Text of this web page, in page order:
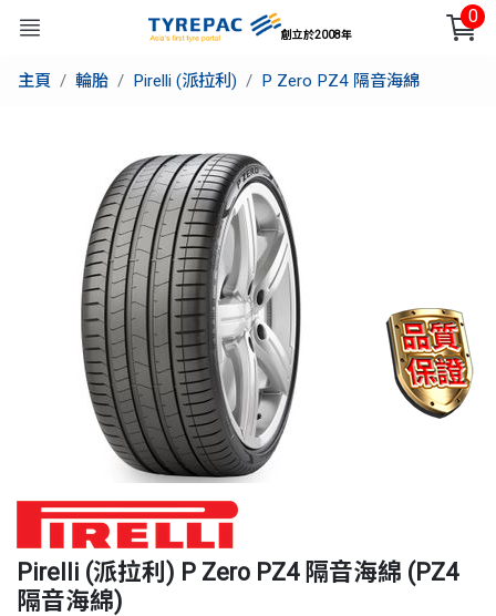
創立於2008年
0
主頁 輪胎 Pirelli (派拉利) P Zero PZ4 隔音海綿
Pirelli (派拉利) P Zero PZ4 隔音海綿 (PZ4
隔音海綿)